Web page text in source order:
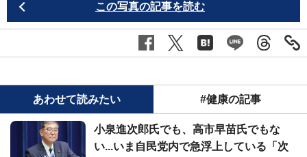
この写真の記事を読む
あわせて読みたい #健康の記事
小泉進次郎氏でも、高市早苗氏でもな
い...いま自民党内で急浮上している「次